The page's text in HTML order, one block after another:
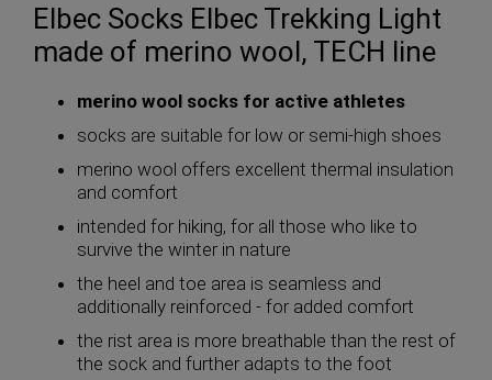
Elbec Socks Elbec Trekking Light
made of merino wool, TECH line
merino wool socks for active athletes
socks are suitable for low or semi-high shoes
merino wool offers excellent thermal insulation
and comfort
intended for hiking, for all those who like to
survive the winter in nature
the heel and toe area is seamless and
additionally reinforced - for added comfort
the rist area is more breathable than the rest of
the sock and further adapts to the foot